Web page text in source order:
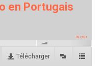
en Portugais
00:00
Télécharger